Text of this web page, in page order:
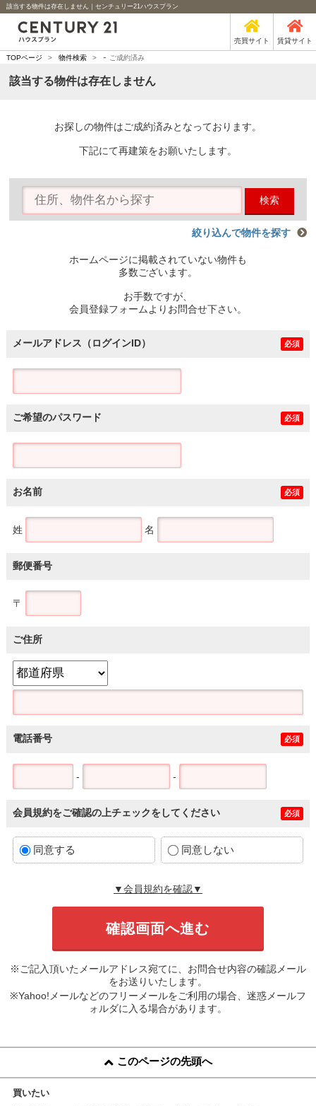
該当する物件は存在しません｜センチュリー21ハウスプラン
売買サイト 賃貸サイト
TOPページ > 物件検索 > - ご成約済み
該当する物件は存在しません
お探しの物件はご成約済みとなっております。
下記にて再建策をお願いたします。
検索
絞り込んで物件を探す
ホームページに掲載されていない物件も
多数ございます。
お手数ですが、
会員登録フォームよりお問合せ下さい。
メールアドレス（ログインID） 必須
ご希望のパスワード 必須
お名前 必須
姓 名
郵便番号
〒
ご住所
電話番号 必須
- -
会員規約をご確認の上チェックをしてください 必須
同意する 同意しない
▼会員規約を確認▼
※ご記入頂いたメールアドレス宛てに、お問合せ内容の確認メール
をお送りいたします。
※Yahoo!メールなどのフリーメールをご利用の場合、迷惑メールフ
ォルダに入る場合があります。
このページの先頭へ
買いたい